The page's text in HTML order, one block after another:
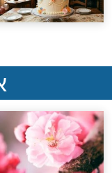
מציע הרב
שאנחנו פילים?